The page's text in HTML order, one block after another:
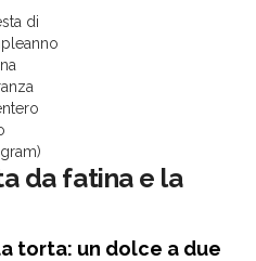
di
da fatina e la
torta: un dolce a due